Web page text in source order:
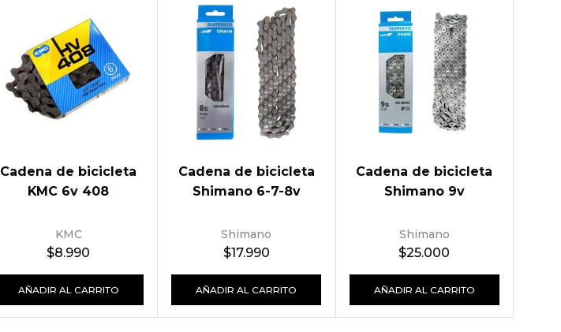
Cadena de bicicleta
KMC 6v 408
KMC
$8.990
AÑADIR AL CARRITO
Cadena de bicicleta
Shimano 6-7-8v
Shimano
$17.990
AÑADIR AL CARRITO
Cadena de bicicleta
Shimano 9v
Shimano
$25.000
AÑADIR AL CARRITO